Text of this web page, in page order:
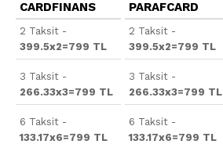
CARDFINANS
2 Taksit -
399.5x2=799 TL
3 Taksit -
266.33x3=799 TL
6 Taksit -
133.17x6=799 TL
PARAFCARD
2 Taksit -
399.5x2=799 TL
3 Taksit -
266.33x3=799 TL
6 Taksit -
133.17x6=799 TL